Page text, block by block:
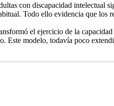
con discapacidad intelectual
Todo ello evidencia que los
el ejercicio de la
Este modelo, todavía poco